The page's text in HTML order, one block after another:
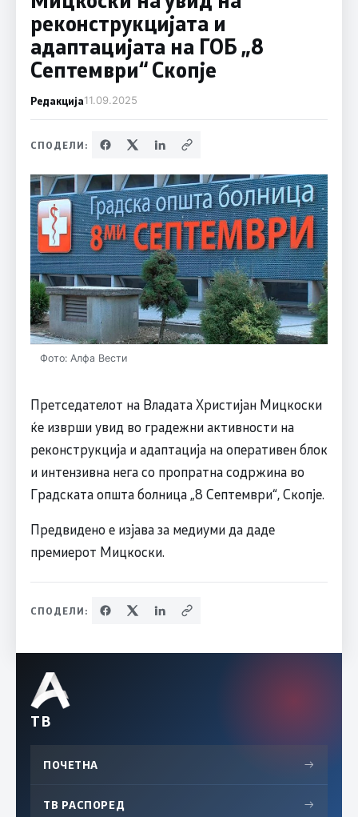
реконструкцијата и
адаптацијата на ГОБ „8
Септември“ Скопје
Редакција11.09.2025
СПОДЕЛИ:
Фото: Алфа Вести
Претседателот на Владата Христијан Мицкоски
ќе изврши увид во градежни активности на
реконструкција и адаптација на оперативен блок
и интензивна нега со пропратна содржина во
Градската општа болница „8 Септември“, Скопје.
Предвидено е изјава за медиуми да даде
премиерот Мицкоски.
СПОДЕЛИ:
ТВ
ПОЧЕТНА →
ТВ РАСПОРЕД →